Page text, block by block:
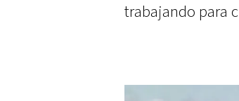
trabajando para